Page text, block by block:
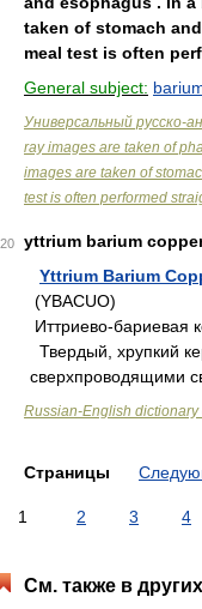
taken of stomach
meal test is often
General subject:
Универсальный русско-
ray images are taken of
images are taken of
test is often performed
20
yttrium barium
Yttrium Barium
(YBACUO)
Иттриево-бариевая
Твердый, хрупкий
сверхпроводящими
Russian-English
Страницы
1 2 3 4
См. также в